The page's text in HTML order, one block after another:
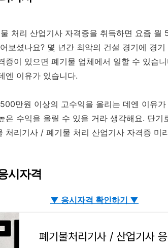
처리 산업기사 자격증을 취득하면 요즘 월
보셨나요? 몇 년간 최악의 건설 경기에 경
증이 있으면 폐기물 업체에서 일할 수 있습
엔 이유가 있습니다.
만원 이상의 고수익을 올리는 데엔 이유
은 수익을 올릴 수 있을 거라 생각해요. 단기
처리기사 / 폐기물 처리 산업기사 자격증 미
시자격
▼ 응시자격 확인하기 ▼